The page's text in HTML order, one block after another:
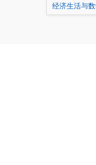
经济生活与